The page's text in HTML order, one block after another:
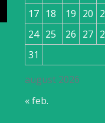
august 2026
17 18 19 20
24 25 26 27
31
« feb.